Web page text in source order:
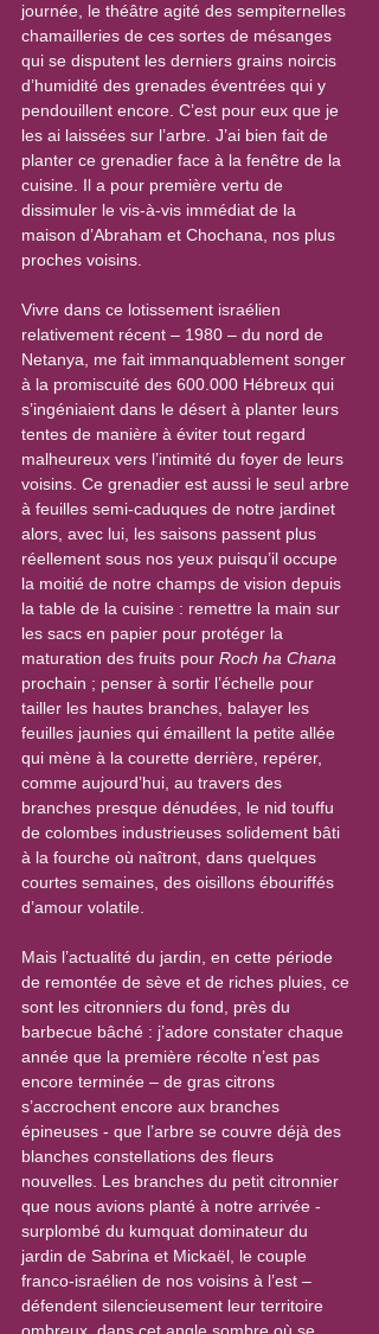
journée, le théâtre agité des sempiternelles
chamailleries de ces sortes de mésanges
qui se disputent les derniers grains noircis
d’humidité des grenades éventrées qui y
pendouillent encore. C’est pour eux que je
les ai laissées sur l’arbre. J’ai bien fait de
planter ce grenadier face à la fenêtre de la
cuisine. Il a pour première vertu de
dissimuler le vis-à-vis immédiat de la
maison d’Abraham et Chochana, nos plus
proches voisins.
Vivre dans ce lotissement israélien
relativement récent – 1980 – du nord de
Netanya, me fait immanquablement songer
à la promiscuité des 600.000 Hébreux qui
s’ingéniaient dans le désert à planter leurs
tentes de manière à éviter tout regard
malheureux vers l’intimité du foyer de leurs
voisins. Ce grenadier est aussi le seul arbre
à feuilles semi-caduques de notre jardinet
alors, avec lui, les saisons passent plus
réellement sous nos yeux puisqu’il occupe
la moitié de notre champs de vision depuis
la table de la cuisine : remettre la main sur
les sacs en papier pour protéger la
maturation des fruits pour Roch ha Chana
prochain ; penser à sortir l’échelle pour
tailler les hautes branches, balayer les
feuilles jaunies qui émaillent la petite allée
qui mène à la courette derrière, repérer,
comme aujourd’hui, au travers des
branches presque dénudées, le nid touffu
de colombes industrieuses solidement bâti
à la fourche où naîtront, dans quelques
courtes semaines, des oisillons ébouriffés
d’amour volatile.
Mais l’actualité du jardin, en cette période
de remontée de sève et de riches pluies, ce
sont les citronniers du fond, près du
barbecue bâché : j’adore constater chaque
année que la première récolte n’est pas
encore terminée – de gras citrons
s’accrochent encore aux branches
épineuses - que l’arbre se couvre déjà des
blanches constellations des fleurs
nouvelles. Les branches du petit citronnier
que nous avions planté à notre arrivée -
surplombé du kumquat dominateur du
jardin de Sabrina et Mickaël, le couple
franco-israélien de nos voisins à l’est –
défendent silencieusement leur territoire